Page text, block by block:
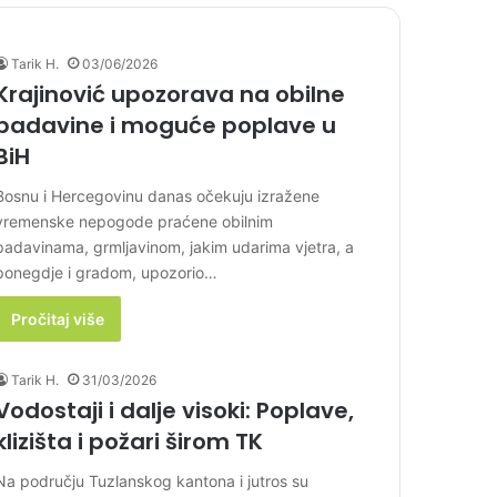
Tarik H. 03/06/2026
upozorava na obilne
i moguće poplave u
i Hercegovinu danas očekuju izražene
nepogode praćene obilnim
grmljavinom, jakim udarima vjetra, a
i gradom, upozorio…
Pročitaj više
Tarik H. 31/03/2026
i dalje visoki: Poplave,
i požari širom TK
području Tuzlanskog kantona i jutros su